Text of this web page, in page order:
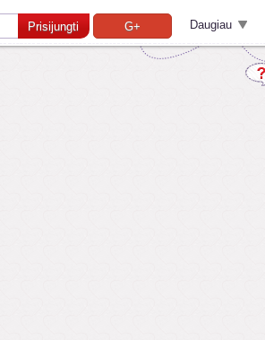
Prisijungti G+ Daugiau